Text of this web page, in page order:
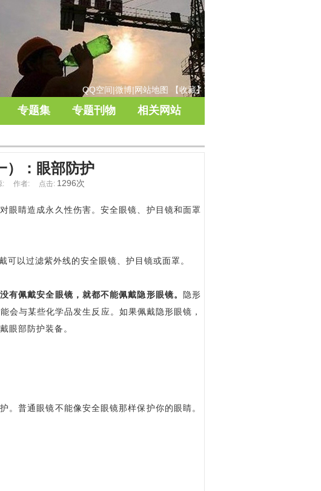
QQ空间|微博|网站地图 【收藏】
专题集 专题刊物 相关网站
）：眼部防护
: 作者: 点击: 1296次
眼睛造成永久性伤害。安全眼镜、护目镜和面罩
以过滤紫外线的安全眼镜、护目镜或面罩。
有佩戴安全眼镜，就都不能佩戴隐形眼镜。 隐形
会与某些化学品发生反应。如果佩戴隐形眼镜，
眼部防护装备。
。普通眼镜不能像安全眼镜那样保护你的眼睛。